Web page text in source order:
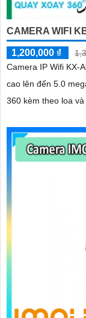
CAMERA WIFI
1,200,000 ₫
Camera IP Wifi KX-
cao lên đến 5.0
360 kèm theo loa